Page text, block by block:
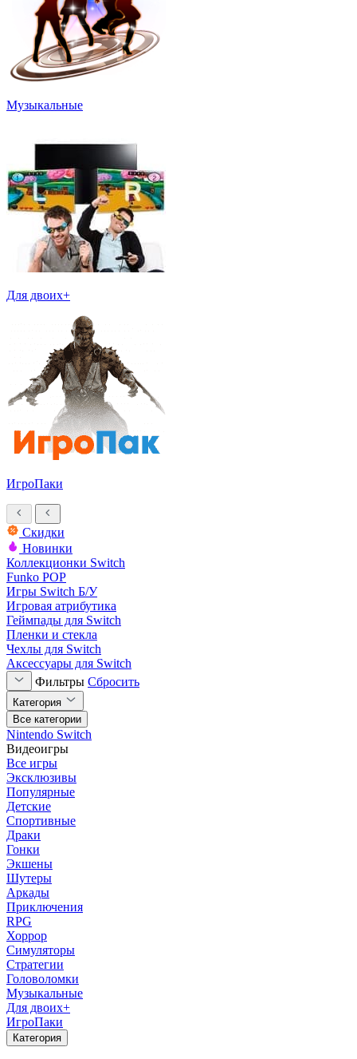
Музыкальные
Для двоих+
ИгроПаки
Скидки
Новинки
Коллекционки Switch
Funko POP
Игры Switch Б/У
Игровая атрибутика
Геймпады для Switch
Пленки и стекла
Чехлы для Switch
Аксессуары для Switch
Фильтры Сбросить
Категория
Все категории
Nintendo Switch
Видеоигры
Все игры
Эксклюзивы
Популярные
Детские
Спортивные
Драки
Гонки
Экшены
Шутеры
Аркады
Приключения
RPG
Хоррор
Симуляторы
Стратегии
Головоломки
Музыкальные
Для двоих+
ИгроПаки
Категория